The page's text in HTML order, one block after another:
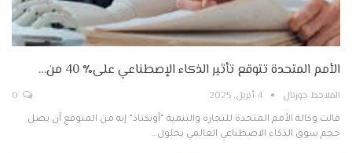
الأمم المتحدة تتوقع تأثير الذكاء الإصطناعي على٪ 40 من…
الملاحظ جورنال 4 أبريل, 2025
قالت وكالة الأمم المتحدة للتجارة والتنمية “أونكتاد” إنه من المتوقع أن يصل
حجم سوق الذكاء الاصطناعي العالمي بحلول…